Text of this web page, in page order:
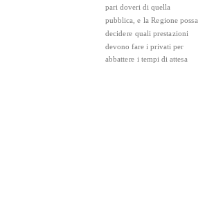
pari doveri di quella
pubblica, e la Regione possa
decidere quali prestazioni
devono fare i privati per
abbattere i tempi di attesa